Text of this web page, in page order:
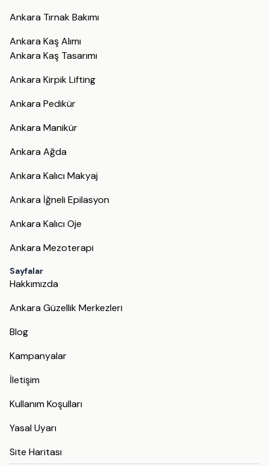
Ankara Tırnak Bakımı
Ankara Kaş Alımı
Ankara Kaş Tasarımı
Ankara Kirpik Lifting
Ankara Pedikür
Ankara Manikür
Ankara Ağda
Ankara Kalıcı Makyaj
Ankara İğneli Epilasyon
Ankara Kalıcı Oje
Ankara Mezoterapi
Sayfalar
Hakkımızda
Ankara Güzellik Merkezleri
Blog
Kampanyalar
İletişim
Kullanım Koşulları
Yasal Uyarı
Site Haritası